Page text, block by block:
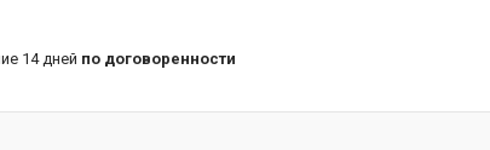
14 дней по договоренности